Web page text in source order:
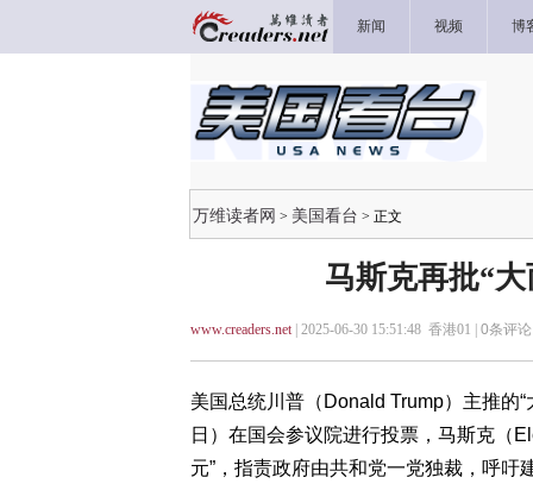
新闻 视频 博
万维读者网 > 美国看台 > 正文
马斯克再批“
www.creaders.net| 2025-06-30 15:51:48 香港01 | 0条评
美国总统川普（Donald Trump）主推的
日）在国会参议院进行投票，马斯克（
元”，指责政府由共和党一党独裁，呼吁